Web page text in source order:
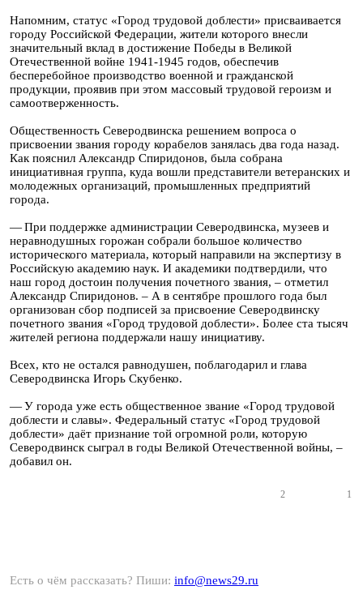
Напомним, статус «Город трудовой доблести» присваивается
городу Российской Федерации, жители которого внесли
значительный вклад в достижение Победы в Великой
Отечественной войне 1941-1945 годов, обеспечив
бесперебойное производство военной и гражданской
продукции, проявив при этом массовый трудовой героизм и
самоотверженность.
Общественность Северодвинска решением вопроса о
присвоении звания городу корабелов занялась два года назад.
Как пояснил Александр Спиридонов, была собрана
инициативная группа, куда вошли представители ветеранских и
молодежных организаций, промышленных предприятий
города.
— При поддержке администрации Северодвинска, музеев и
неравнодушных горожан собрали большое количество
исторического материала, который направили на экспертизу в
Российскую академию наук. И академики подтвердили, что
наш город достоин получения почетного звания, – отметил
Александр Спиридонов. – А в сентябре прошлого года был
организован сбор подписей за присвоение Северодвинску
почетного звания «Город трудовой доблести». Более ста тысяч
жителей региона поддержали нашу инициативу.
Всех, кто не остался равнодушен, поблагодарил и глава
Северодвинска Игорь Скубенко.
— У города уже есть общественное звание «Город трудовой
доблести и славы». Федеральный статус «Город трудовой
доблести» даёт признание той огромной роли, которую
Северодвинск сыграл в годы Великой Отечественной войны, –
добавил он.
2 1
Есть о чём рассказать? Пиши: info@news29.ru